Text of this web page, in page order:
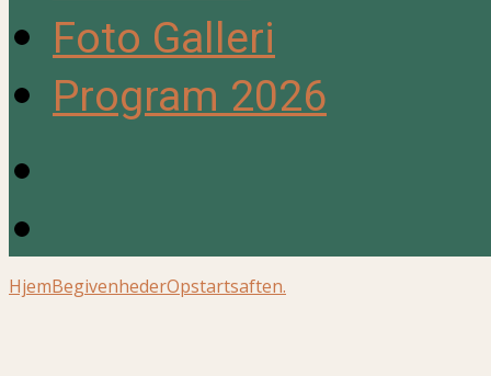
Foto Galleri
Program 2026
HjemBegivenhederOpstartsaften.